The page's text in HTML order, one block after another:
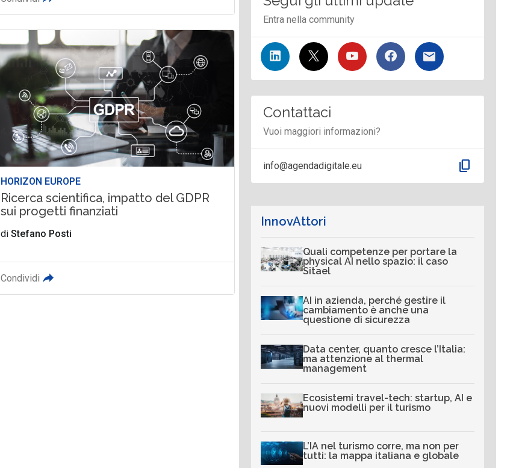
HORIZON EUROPE
Ricerca scientifica, impatto del GDPR
sui progetti finanziati
diStefano Posti
Condividi
Entra nella community
Contattaci
Vuoi maggiori informazioni?
info@agendadigitale.eu content_copy
InnovAttori
Quali competenze per portare la
physical AI nello spazio: il caso
Sitael
AI in azienda, perché gestire il
cambiamento è anche una
questione di sicurezza
Data center, quanto cresce l’Italia:
ma attenzione al thermal
management
Ecosistemi travel-tech: startup, AI e
nuovi modelli per il turismo
L’IA nel turismo corre, ma non per
tutti: la mappa italiana e globale